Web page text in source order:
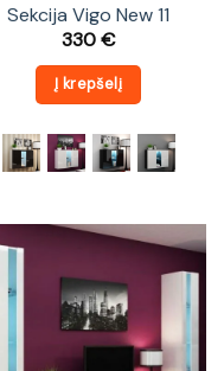
Sekcija Vigo New 11
330€
Į krepšelį